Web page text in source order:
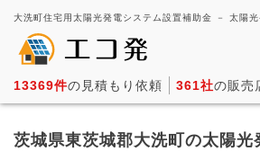
13369件の見積もり依頼 361社の販売
茨城県東茨城郡大洗町の太陽光